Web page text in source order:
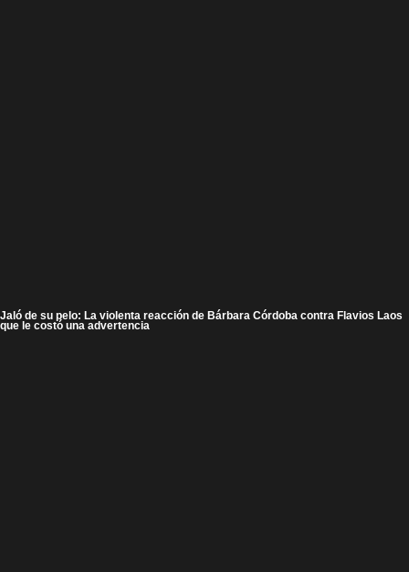
Jaló de su pelo: La violenta reacción de Bárbara Córdoba contra Flavios Laos
que le costó una advertencia